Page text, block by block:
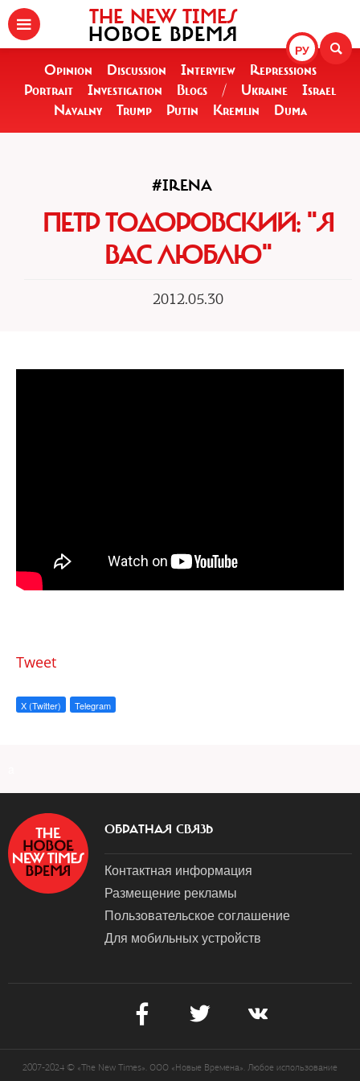
РУ
THE NEW TIMES
НОВОЕ ВРЕМЯ
Opinion Discussion Interview
Repressions
Portrait
Investigation Blogs / Ukraine
Israel
Navalny
Trump Putin Kremlin Duma
#IRENA
ПЕТР ТОДОРОВСКИЙ: "Я
ВАС ЛЮБЛЮ"
2012.05.30
Tweet
X (Twitter) Telegram
ОБРАТНАЯ СВЯЗЬ
Контактная информация
Размещение рекламы
Пользовательское соглашение
Для мобильных устройств
2007-2024 © «The New Times». ООО «Новые Времена». Любое использование